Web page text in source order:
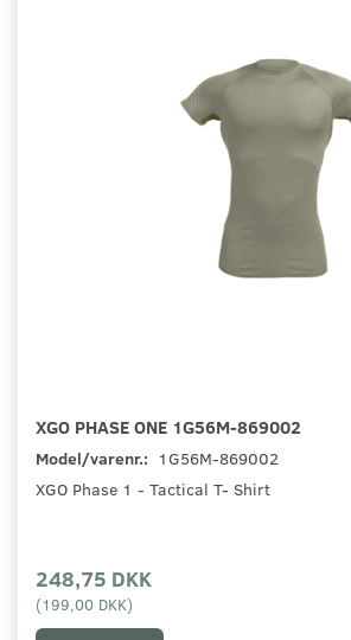
XGO PHASE ONE 1G56M-869002
Model/varenr.: 1G56M-869002
XGO Phase 1 - Tactical T- Shirt
248,75 DKK
(199,00 DKK)